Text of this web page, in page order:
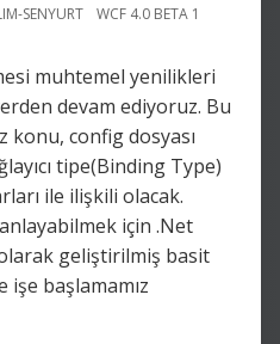
SENYURT WCF 4.0 BETA 1
muhtemel yenilikleri
devam ediyoruz. Bu
konu, config dosyası
tipe(Binding Type)
ile ilişkili olacak.
için .Net
geliştirilmiş basit
işe başlamamız